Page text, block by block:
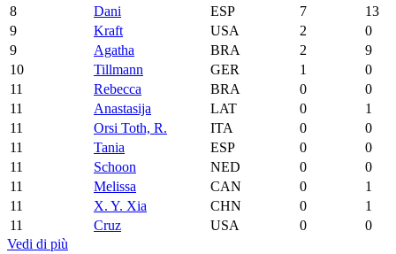
8
Dani ESP 7
13
9
Kraft USA 2
0
9
Agatha BRA 2
9
10
Tillmann GER 1
0
11
Rebecca BRA 0
0
11
Anastasija LAT 0
1
11
Orsi Toth, R. ITA 0
0
11
Tania ESP 0
0
11
Schoon NED 0
0
11
Melissa CAN 0
1
11
X. Y. Xia CHN 0
1
11
Cruz USA 0
0
Vedi di più